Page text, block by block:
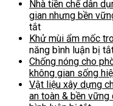
chữa
giúp
tránh
hỏng
lớn,
tiết
kiệm
chi
phí
–
cho
lớn
tuổi:
điều
Nhà tiền chế dân
gian nhưng bền
tắtở
Nhà
tiền
chế
dân
dụng
hiện
Khử mùi ẩm mốc
năng bình luận bị
Chống nóng cho
không gian sống
Vật liệu xây dựng
an toàn & bền